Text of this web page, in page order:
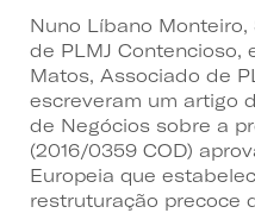
Nuno Líbano
de PLMJ Contencioso,
Matos, Associado de
escreveram um artigo
de Negócios sobre a
(2016/0359 COD)
Europeia que
restruturação precoce